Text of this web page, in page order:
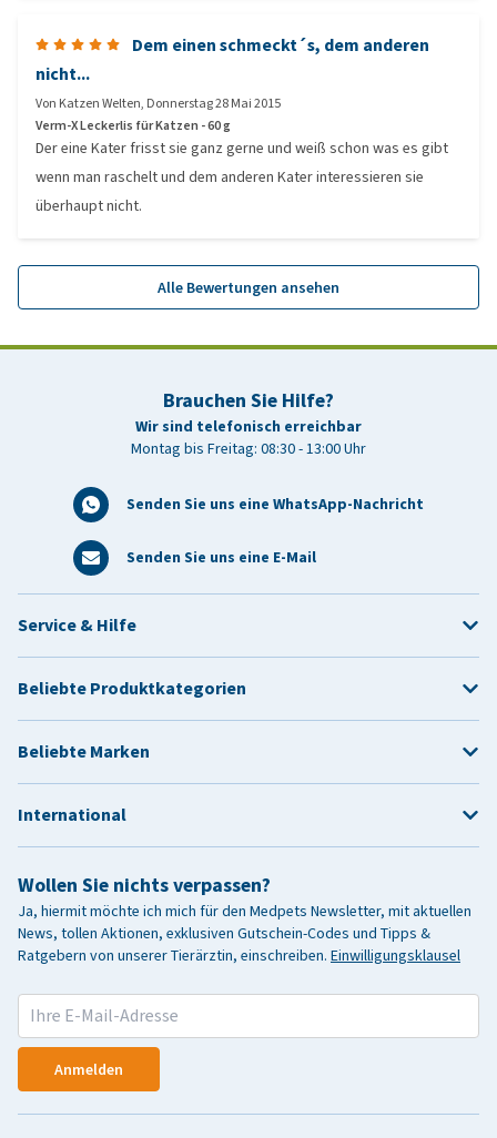
Dem einen schmeckt´s, dem anderen
nicht...
Von Katzen Welten, Donnerstag 28 Mai 2015
Verm-X Leckerlis für Katzen - 60 g
Der eine Kater frisst sie ganz gerne und weiß schon was es gibt
wenn man raschelt und dem anderen Kater interessieren sie
überhaupt nicht.
Alle Bewertungen ansehen
Brauchen Sie Hilfe?
Wir sind telefonisch erreichbar
Montag bis Freitag: 08:30 - 13:00 Uhr
Senden Sie uns eine WhatsApp-Nachricht
Senden Sie uns eine E-Mail
Wollen Sie nichts verpassen?
Ja, hiermit möchte ich mich für den Medpets Newsletter, mit aktuellen
News, tollen Aktionen, exklusiven Gutschein-Codes und Tipps &
Ratgebern von unserer Tierärztin, einschreiben. Einwilligungsklausel
Anmelden
Service & Hilfe
Beliebte Produktkategorien
Beliebte Marken
International